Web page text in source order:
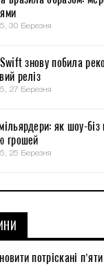
30 Березня
знову побила
реліз
27 Березня
як шоу-біз
грошей
25 Березня
потріскані